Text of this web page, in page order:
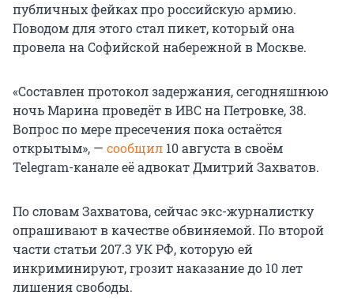
публичных фейках про российскую армию.
Поводом для этого стал пикет, который она
провела на Софийской набережной в Москве.
«Составлен протокол задержания, сегодняшнюю
ночь Марина проведёт в ИВС на Петровке, 38.
Вопрос по мере пресечения пока остаётся
открытым», — сообщил 10 августа в своём
Telegram-канале её адвокат Дмитрий Захватов.
По словам Захватова, сейчас экс-журналистку
опрашивают в качестве обвиняемой. По второй
части статьи 207.3 УК РФ, которую ей
инкриминируют, грозит наказание до 10 лет
лишения свободы.